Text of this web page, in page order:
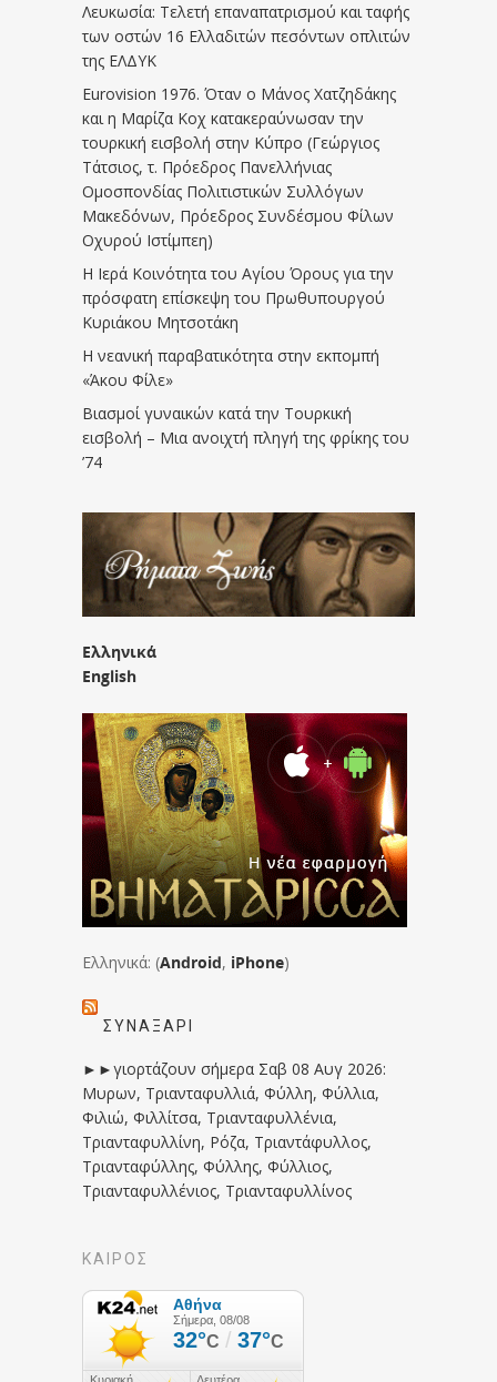
Λευκωσία: Τελετή επαναπατρισμού και ταφής
των οστών 16 Ελλαδιτών πεσόντων οπλιτών
της ΕΛΔΥΚ
Eurovision 1976. Όταν ο Μάνος Χατζηδάκης
και η Μαρίζα Κοχ κατακεραύνωσαν την
τουρκική εισβολή στην Κύπρο (Γεώργιος
Τάτσιος, τ. Πρόεδρος Πανελλήνιας
Ομοσπονδίας Πολιτιστικών Συλλόγων
Μακεδόνων, Πρόεδρος Συνδέσμου Φίλων
Οχυρού Ιστίμπεη)
Η Ιερά Κοινότητα του Αγίου Όρους για την
πρόσφατη επίσκεψη του Πρωθυπουργού
Κυριάκου Μητσοτάκη
Η νεανική παραβατικότητα στην εκπομπή
«Άκου Φίλε»
Βιασμοί γυναικών κατά την Τουρκική
εισβολή – Μια ανοιχτή πληγή της φρίκης του
’74
Ελληνικά
English
Ελληνικά: (Android, iPhone)
ΣΥΝΑΞΆΡΙ
►►γιορτάζουν σήμερα Σαβ 08 Αυγ 2026:
Μυρων, Τριανταφυλλιά, Φύλλη, Φύλλια,
Φιλιώ, Φιλλίτσα, Τριανταφυλλένια,
Τριανταφυλλίνη, Ρόζα, Τριαντάφυλλος,
Τριανταφύλλης, Φύλλης, Φύλλιος,
Τριανταφυλλένιος, Τριανταφυλλίνος
ΚΑΙΡΟΣ